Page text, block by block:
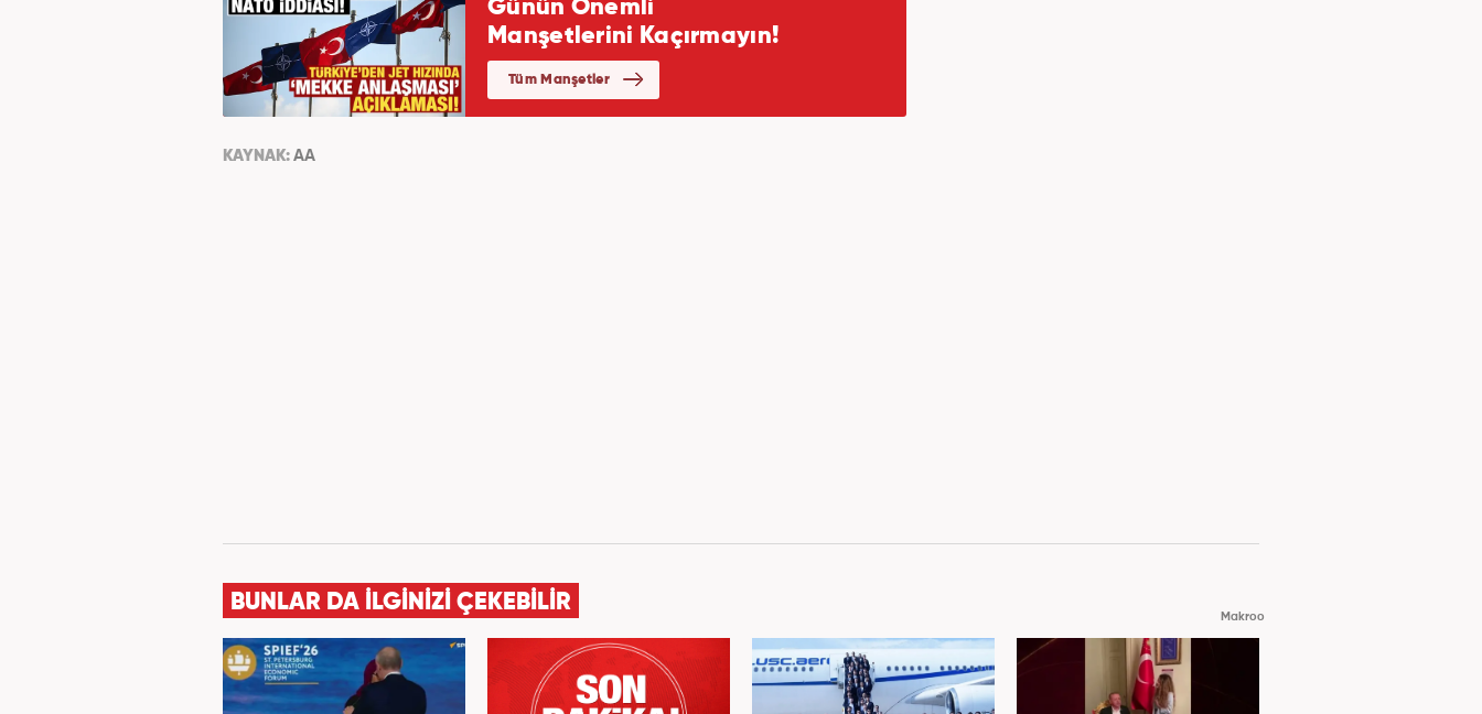
KAYNAK: AA
BUNLAR DA İLGİNİZİ ÇEKEBİLİR
Makroo